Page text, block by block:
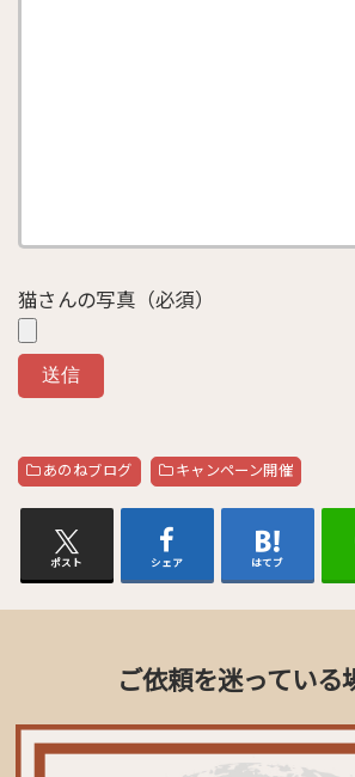
猫さんの写真（必須）
あのねブログ キャンペーン開催
ポスト シェア はてブ
ご依頼を迷っている